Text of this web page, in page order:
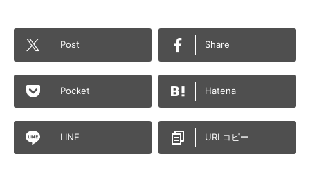
Post Share
Pocket Hatena
LINE URLコピー